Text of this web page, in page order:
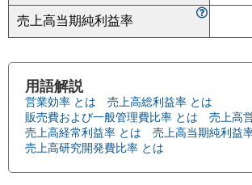
売上高当期純利益率
用語解説
営業効率 とは
売上高総利益率 とは
販売費および一般管理費比率 とは
売上高
売上高経常利益率 とは
売上高当期純利益
売上高研究開発費比率 とは